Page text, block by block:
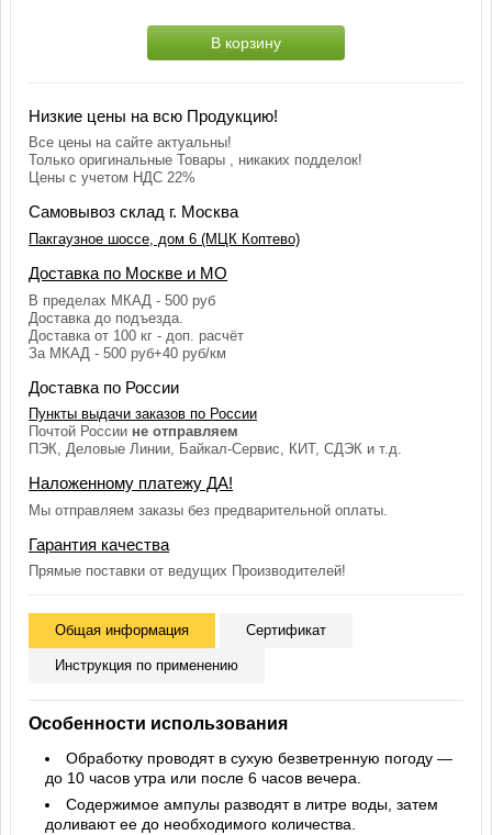
В корзину
Низкие цены на всю Продукцию!
Все цены на сайте актуальны!
Только оригинальные Товары , никаких подделок!
Цены с учетом НДС 22%
Самовывоз склад г. Москва
Пакгаузное шоссе, дом 6 (МЦК Коптево)
Доставка по Москве и МО
В пределах МКАД - 500 руб
Доставка до подъезда.
Доставка от 100 кг - доп. расчёт
За МКАД - 500 руб+40 руб/км
Доставка по России
Пункты выдачи заказов по России
Почтой России не отправляем
ПЭК, Деловые Линии, Байкал-Сервис, КИТ, СДЭК и т.д.
Наложенному платежу ДА!
Мы отправляем заказы без предварительной оплаты.
Гарантия качества
Прямые поставки от ведущих Производителей!
Общая информация Сертификат
Инструкция по применению
Особенности использования
Обработку проводят в сухую безветренную погоду —
до 10 часов утра или после 6 часов вечера.
Содержимое ампулы разводят в литре воды, затем
доливают ее до необходимого количества.